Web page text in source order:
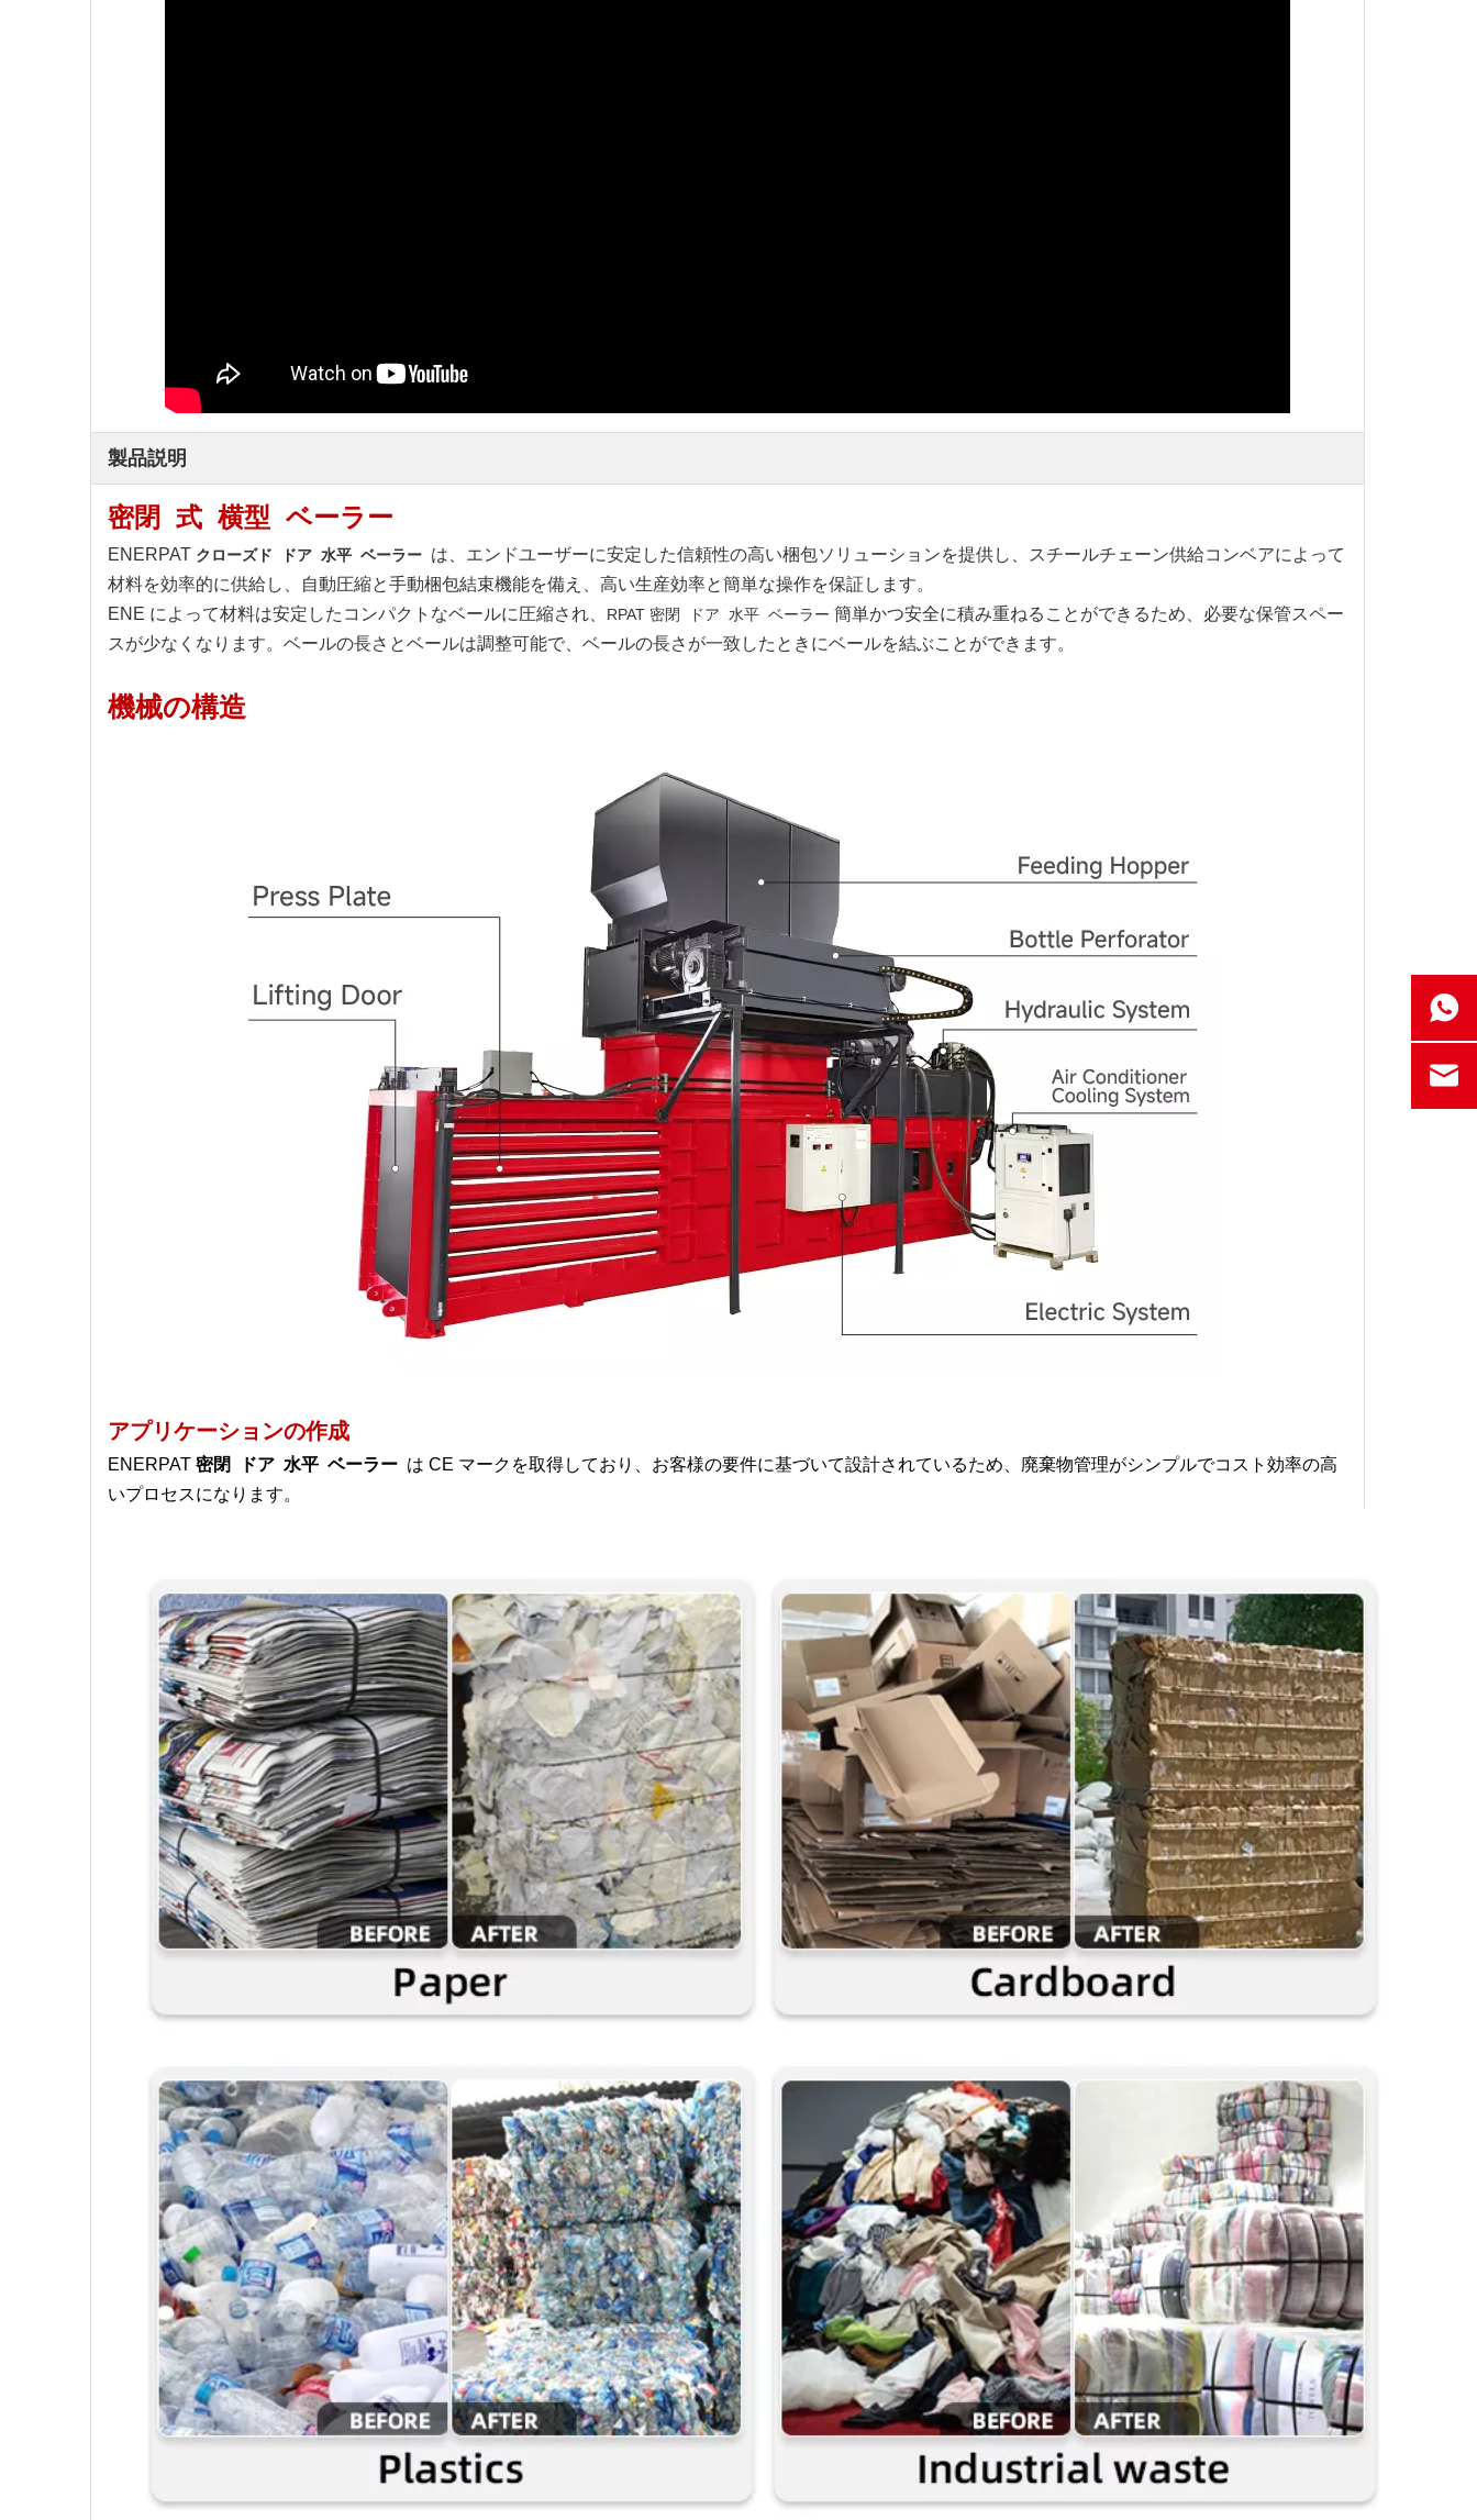
製品説明
密閉 式 横型 ベーラー
ENERPAT クローズド ドア 水平 ベーラー は、エンドユーザーに安定した信頼性の高い梱包ソリューションを提供し、スチールチェーン供給コンベアによって
材料を効率的に供給し、自動圧縮と手動梱包結束機能を備え、高い生産効率と簡単な操作を保証します。
ENE によって材料は安定したコンパクトなベールに圧縮され、 RPAT 密閉 ドア 水平 ベーラー 簡単かつ安全に積み重ねることができるため、必要な保管スペー
スが少なくなります。ベールの長さとベールは調整可能で、ベールの長さが一致したときにベールを結ぶことができます。
機械の構造
アプリケーションの作成
ENERPAT 密閉 ドア 水平 ベーラー は CE マークを取得しており、お客様の要件に基づいて設計されているため、廃棄物管理がシンプルでコスト効率の高
いプロセスになります。